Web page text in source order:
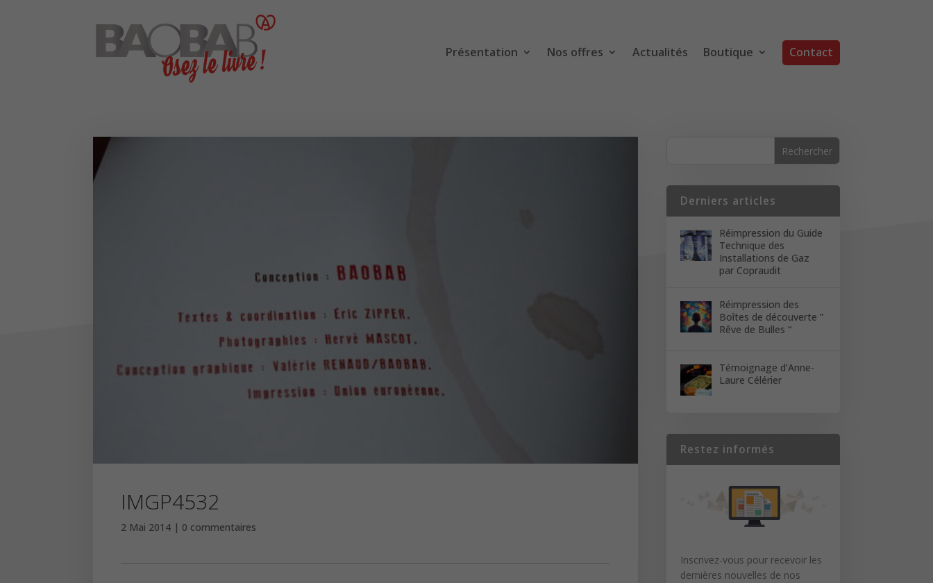
Présentation Nos offres Actualités Boutique Contact
IMGP4532
2 Mai 2014 0 commentaires
Derniers articles
Réimpression du Guide
Technique des
Installations de Gaz
par Copraudit
Réimpression des
Boîtes de découverte ”
Rêve de Bulles “
Témoignage d’Anne-
Laure Célérier
Restez informés
Inscrivez-vous pour recevoir les
dernières nouvelles de nos